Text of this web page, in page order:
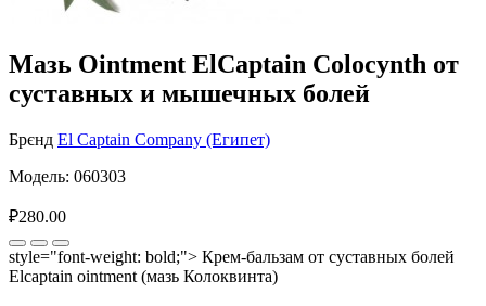
Мазь Ointment ElCaptain Colocynth от
суставных и мышечных болей
Брєнд El Captain Company (Египет)
Модель: 060303
₽280.00
style="font-weight: bold;"> Крем-бальзам от суставных болей
Elcaptain ointment (мазь Колоквинта)